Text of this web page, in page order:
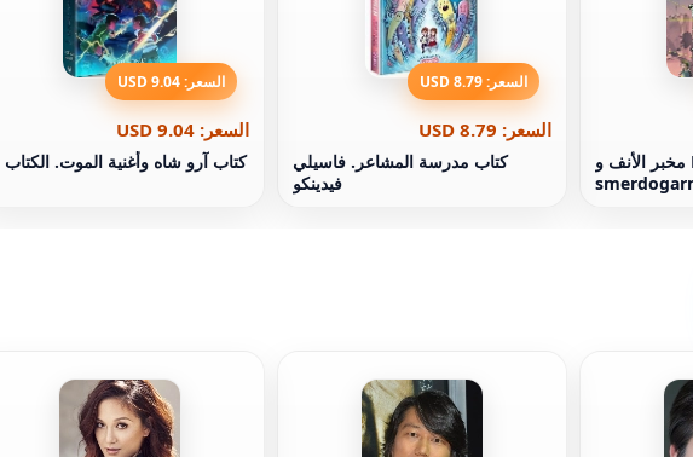
كتاب للأطفال Flecher مخبر الأنف و
السعر: 8.79 USD
السعر: 8.79 USD
كتاب مدرسة المشاعر. فاسيلي
فيدينكو
السعر: 9.04 USD
السعر: 9.04 USD
كتاب آرو شاه وأغنية الموت. الكتاب 2